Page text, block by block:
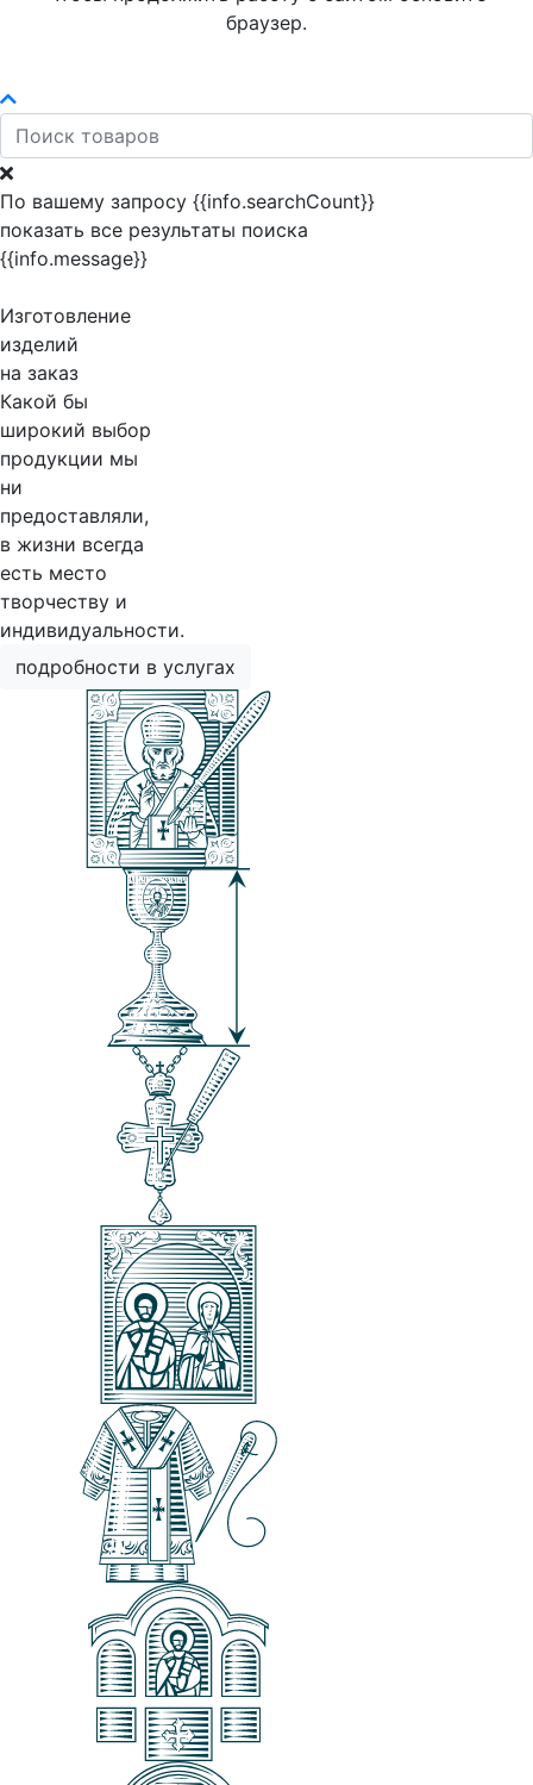
браузер.
По вашему запросу {{info.searchCount}}
показать все результаты поиска
{{info.message}}
Изготовление
изделий
на заказ
Какой бы
широкий выбор
продукции мы
ни
предоставляли,
в жизни всегда
есть место
творчеству и
индивидуальности.
подробности в услугах